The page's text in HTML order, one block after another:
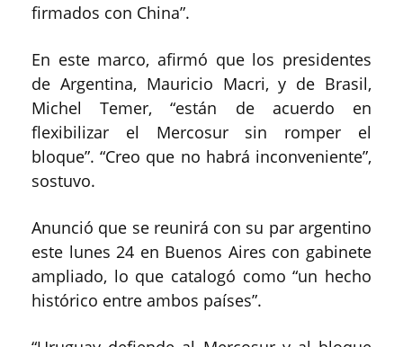
firmados con China”.
En este marco, afirmó que los presidentes
de Argentina, Mauricio Macri, y de Brasil,
Michel Temer, “están de acuerdo en
flexibilizar el Mercosur sin romper el
bloque”. “Creo que no habrá inconveniente”,
sostuvo.
Anunció que se reunirá con su par argentino
este lunes 24 en Buenos Aires con gabinete
ampliado, lo que catalogó como “un hecho
histórico entre ambos países”.